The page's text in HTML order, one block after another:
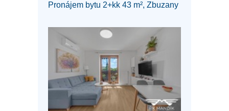
Pronájem bytu 2+kk 43 m², Zbuzany